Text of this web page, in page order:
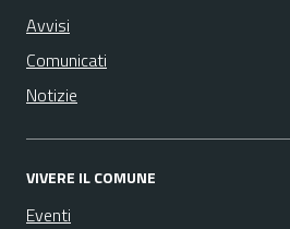
Avvisi
Comunicati
Notizie
VIVERE IL COMUNE
Eventi